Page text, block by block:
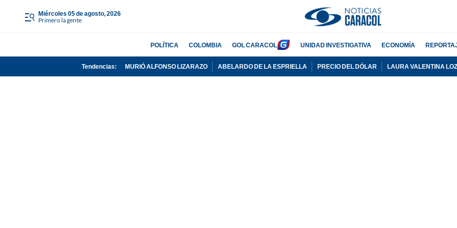
miércoles 05 de agosto, 2026
Primero la gente
POLÍTICA COLOMBIA GOL CARACOL UNIDAD INVESTIGATIVA ECONOMÍA
Tendencias: MURIÓ ALFONSO LIZARAZO ABELARDO DE LA ESPRIELLA PRECIO DEL DÓLAR LAURA VALENTINA